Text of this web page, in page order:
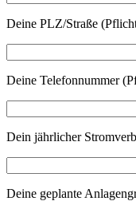
Deine PLZ/Straße
Deine Telefonnummer
Dein jährlicher
Deine geplante